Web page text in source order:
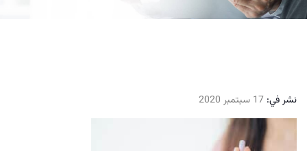
نشر في: 17 سبتمبر 2020